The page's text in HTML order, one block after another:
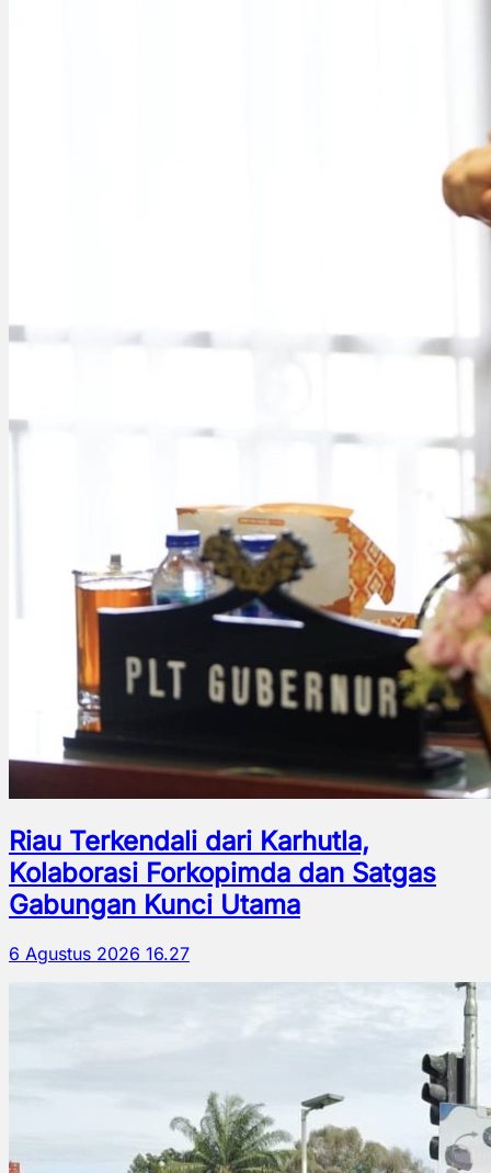
Riau Terkendali dari Karhutla,
Kolaborasi Forkopimda dan Satgas
Gabungan Kunci Utama
6 Agustus 2026 16.27